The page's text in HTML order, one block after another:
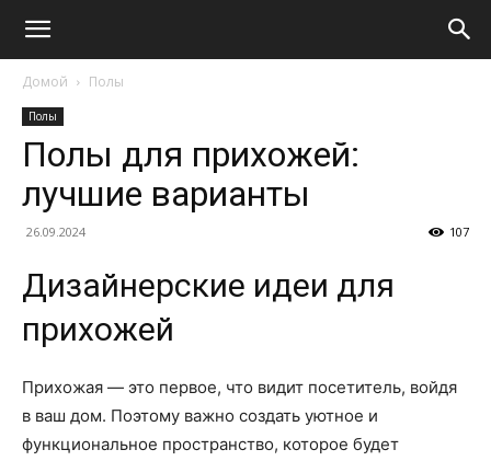
Домой Полы
Полы
Полы для прихожей:
лучшие варианты
26.09.2024 107
Дизайнерские идеи для
прихожей
Прихожая — это первое, что видит посетитель, войдя
в ваш дом. Поэтому важно создать уютное и
функциональное пространство, которое будет